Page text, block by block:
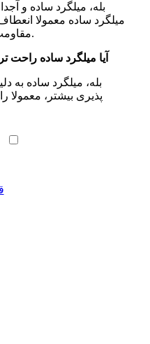
بله، میلگرد ساده و
میلگرد ساده معمولا
مقاومت کششی و تسلیم بالاتری دارد.
آیا میلگرد ساده راحت
بله، میلگرد ساده
پذیری بیشتر، معمولا